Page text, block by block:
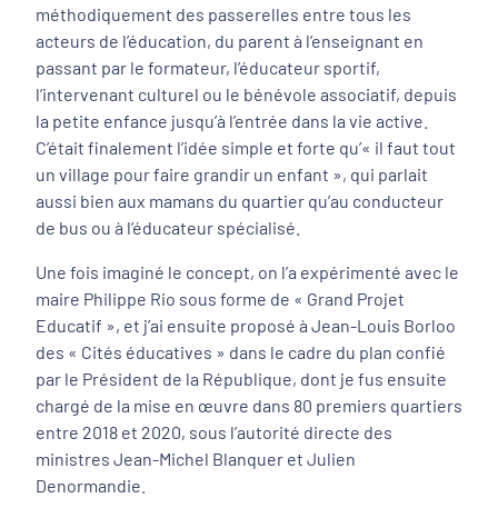
méthodiquement des passerelles entre tous les
acteurs de l’éducation, du parent à l’enseignant en
passant par le formateur, l’éducateur sportif,
l’intervenant culturel ou le bénévole associatif, depuis
la petite enfance jusqu’à l’entrée dans la vie active.
C’était finalement l’idée simple et forte qu’« il faut tout
un village pour faire grandir un enfant », qui parlait
aussi bien aux mamans du quartier qu’au conducteur
de bus ou à l’éducateur spécialisé.
Une fois imaginé le concept, on l’a expérimenté avec le
maire Philippe Rio sous forme de « Grand Projet
Educatif », et j’ai ensuite proposé à Jean-Louis Borloo
des « Cités éducatives » dans le cadre du plan confié
par le Président de la République, dont je fus ensuite
chargé de la mise en œuvre dans 80 premiers quartiers
entre 2018 et 2020, sous l’autorité directe des
ministres Jean-Michel Blanquer et Julien
Denormandie.